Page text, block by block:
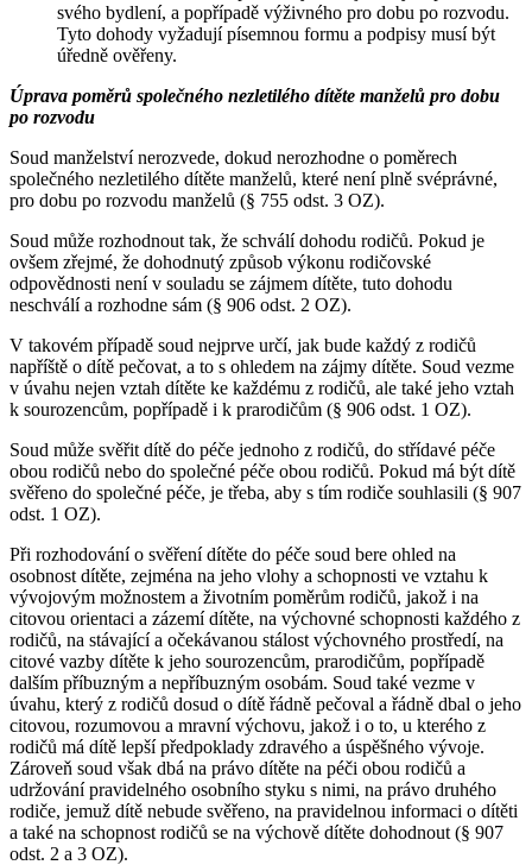
svého bydlení, a popřípadě výživného pro dobu po rozvodu.
Tyto dohody vyžadují písemnou formu a podpisy musí být
úředně ověřeny.
Úprava poměrů společného nezletilého dítěte manželů pro dobu
po rozvodu
Soud manželství nerozvede, dokud nerozhodne o poměrech
společného nezletilého dítěte manželů, které není plně svéprávné,
pro dobu po rozvodu manželů (§ 755 odst. 3 OZ).
Soud může rozhodnout tak, že schválí dohodu rodičů. Pokud je
ovšem zřejmé, že dohodnutý způsob výkonu rodičovské
odpovědnosti není v souladu se zájmem dítěte, tuto dohodu
neschválí a rozhodne sám (§ 906 odst. 2 OZ).
V takovém případě soud nejprve určí, jak bude každý z rodičů
napříště o dítě pečovat, a to s ohledem na zájmy dítěte. Soud vezme
v úvahu nejen vztah dítěte ke každému z rodičů, ale také jeho vztah
k sourozencům, popřípadě i k prarodičům (§ 906 odst. 1 OZ).
Soud může svěřit dítě do péče jednoho z rodičů, do střídavé péče
obou rodičů nebo do společné péče obou rodičů. Pokud má být dítě
svěřeno do společné péče, je třeba, aby s tím rodiče souhlasili (§ 907
odst. 1 OZ).
Při rozhodování o svěření dítěte do péče soud bere ohled na
osobnost dítěte, zejména na jeho vlohy a schopnosti ve vztahu k
vývojovým možnostem a životním poměrům rodičů, jakož i na
citovou orientaci a zázemí dítěte, na výchovné schopnosti každého z
rodičů, na stávající a očekávanou stálost výchovného prostředí, na
citové vazby dítěte k jeho sourozencům, prarodičům, popřípadě
dalším příbuzným a nepříbuzným osobám. Soud také vezme v
úvahu, který z rodičů dosud o dítě řádně pečoval a řádně dbal o jeho
citovou, rozumovou a mravní výchovu, jakož i o to, u kterého z
rodičů má dítě lepší předpoklady zdravého a úspěšného vývoje.
Zároveň soud však dbá na právo dítěte na péči obou rodičů a
udržování pravidelného osobního styku s nimi, na právo druhého
rodiče, jemuž dítě nebude svěřeno, na pravidelnou informaci o dítěti
a také na schopnost rodičů se na výchově dítěte dohodnout (§ 907
odst. 2 a 3 OZ).